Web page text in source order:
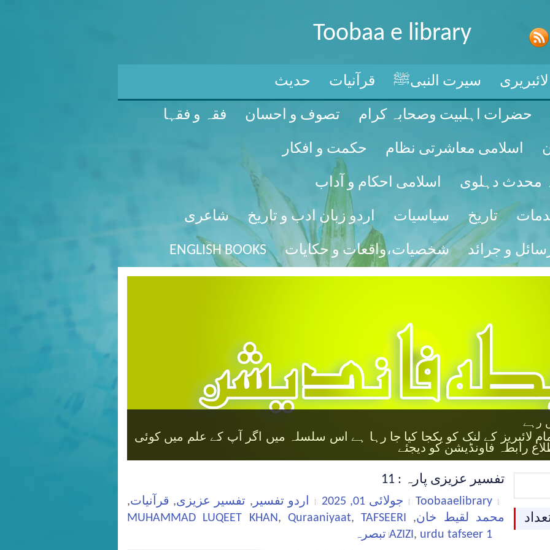
Toobaa e library
سیرت النبیﷺ قرآنیات حدیث
حضرات اہلبیت وصحابہ کرام تصوف و احسان فقہ و فقہا
اسلامی معاشرتی نظام حکمت و افکار
محدث دہلوی اسلامی احکام و آداب
تاریخ سیاسیات اردو زبان ادب و تاریخ شاعری
و جرائد شخصیات،واقعات و حکایات ENGLISH BOOKS
رہے
رہے
آپ اردو میں بلاگ/ویب سائیٹ با آسانی مل سکتی ہیں ۔تھیم حاصل کرنے
کریں
رہے
رہے
تفسیر عزیزی پارہ : 11
Toobaaelibrary جولائی 01, 2025 اردو تفسیر تفسیر عزیزی قرآنیات
محمد لقیط خان
MUHAMMAD LUQEET KHAN Quraaniyaat,TAFSEERI
AZIZI urdu tafseer 1 تبصرہ